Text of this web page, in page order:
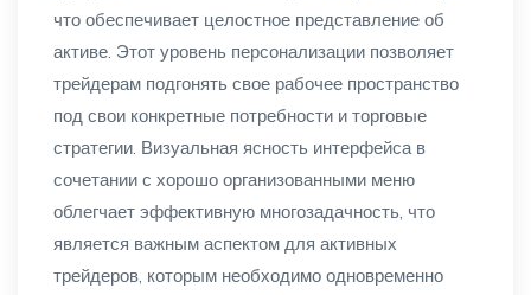
что обеспечивает целостное представление об
активе. Этот уровень персонализации позволяет
трейдерам подгонять свое рабочее пространство
под свои конкретные потребности и торговые
стратегии. Визуальная ясность интерфейса в
сочетании с хорошо организованными меню
облегчает эффективную многозадачность, что
является важным аспектом для активных
трейдеров, которым необходимо одновременно